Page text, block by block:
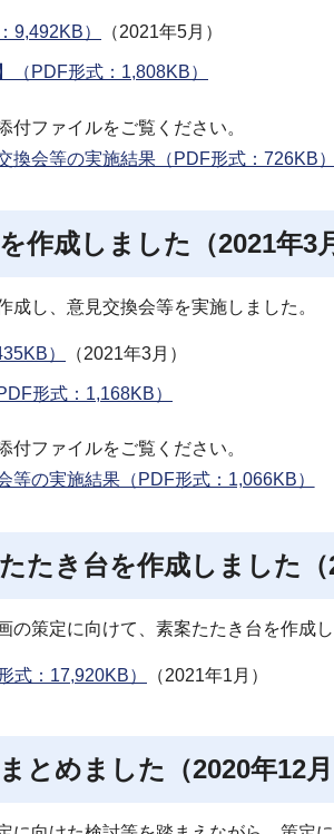
9,492KB） （2021年5月）
（PDF形式：1,808KB）
ファイルをご覧ください。
会等の実施結果（PDF形式：726KB）
作成しました（2021年3
し、意見交換会等を実施しました。
） （2021年3月）
形式：1,168KB）
ファイルをご覧ください。
の実施結果（PDF形式：1,066KB）
たき台を作成しました（
策定に向けて、素案たたき台を作成し
式：17,920KB） （2021年1月）
とめました（2020年12月